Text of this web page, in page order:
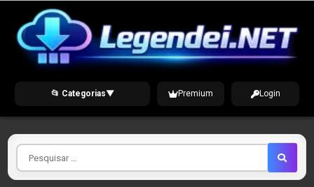
content
📂 Categorias▼ Premium Login
Pesquisar
por